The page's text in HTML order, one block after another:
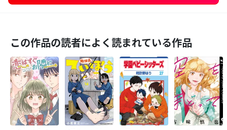
この作品の読者によく読まれている作品